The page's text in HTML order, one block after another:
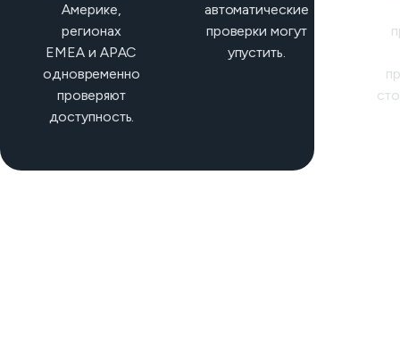
Америке,
регионах
EMEA и APAC
одновременно
проверяют
доступность.
автоматические
проверки могут
упустить.